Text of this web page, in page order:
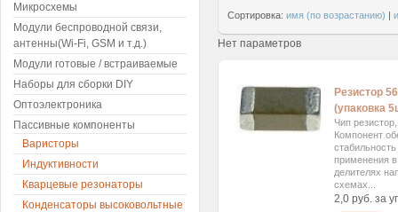
Сортировка: имя (по возрастанию) |
Нет параметров
Резистор
(упаковка
Чип
Компонент
применения в
делителях
схемах...
2,0 руб. за
Микросхемы
Модули беспроводной связи,
антенны(Wi-Fi, GSM и т.д.)
Модули готовые / встраиваемые
Наборы для сборки DIY
Оптоэлектроника
Пассивные компоненты
Варисторы
Индуктивности
Кварцевые резонаторы
Конденсаторы высоковольтные